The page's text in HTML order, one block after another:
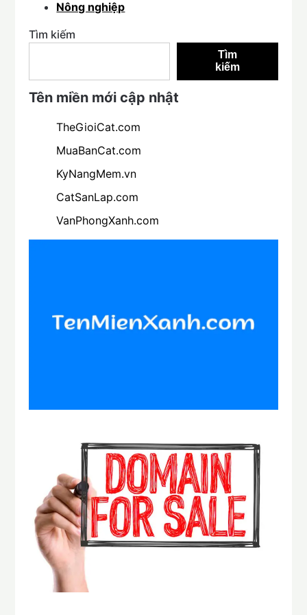
Nông nghiệp
Tìm kiếm
Tìm
kiếm
Tên miền mới cập nhật
TheGioiCat.com
MuaBanCat.com
KyNangMem.vn
CatSanLap.com
VanPhongXanh.com